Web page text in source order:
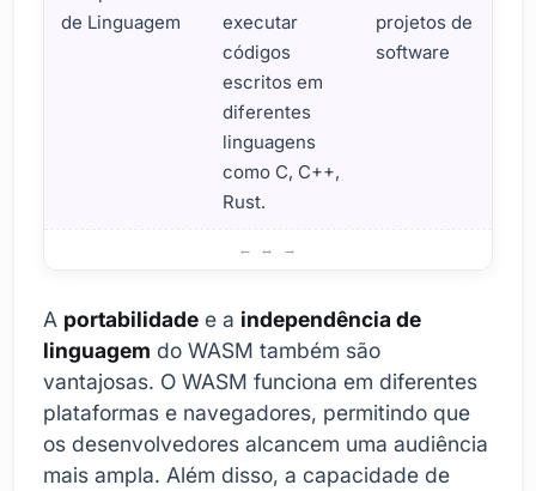
de Linguagem
executar
códigos
escritos em
diferentes
linguagens
como C, C++,
Rust.
projetos de
software
A portabilidade e a independência de
linguagem do WASM também são
vantajosas. O WASM funciona em diferentes
plataformas e navegadores, permitindo que
os desenvolvedores alcancem uma audiência
mais ampla. Além disso, a capacidade de